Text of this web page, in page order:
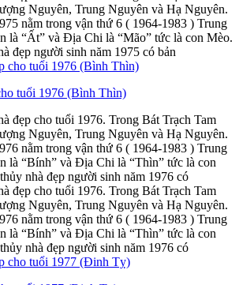
Nguyên, Trung Nguyên và Hạ Nguyên.
nằm trong vận thứ 6 ( 1964-1983 ) Trung
là “Ất” và Địa Chi là “Mão” tức là con Mèo.
đẹp người sinh năm 1975 có bản
tuổi 1976 (Bình Thìn)
đẹp cho tuổi 1976. Trong Bát Trạch Tam
Nguyên, Trung Nguyên và Hạ Nguyên.
nằm trong vận thứ 6 ( 1964-1983 ) Trung
là “Bính” và Địa Chi là “Thìn” tức là con
nhà đẹp người sinh năm 1976 có
đẹp cho tuổi 1976. Trong Bát Trạch Tam
Nguyên, Trung Nguyên và Hạ Nguyên.
nằm trong vận thứ 6 ( 1964-1983 ) Trung
là “Bính” và Địa Chi là “Thìn” tức là con
nhà đẹp người sinh năm 1976 có